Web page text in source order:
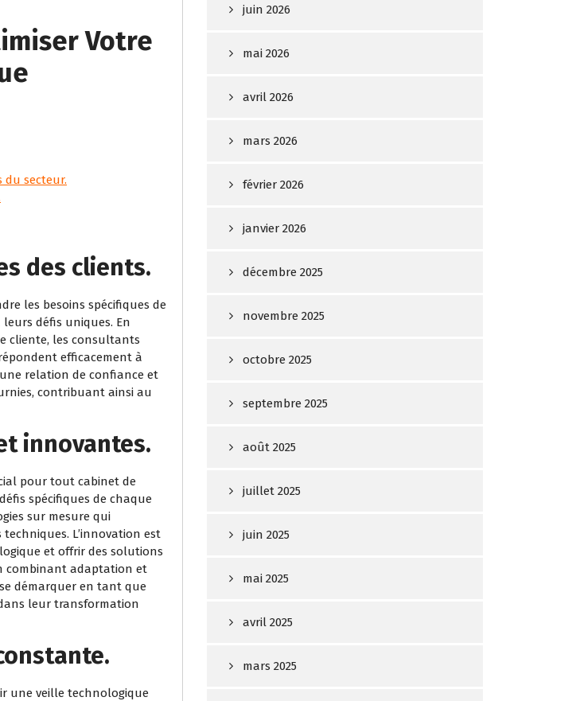
Votre
du secteur.
des clients.
les besoins spécifiques de
défis uniques. En
cliente, les consultants
efficacement à
relation de confiance et
contribuant ainsi au
innovantes.
pour tout cabinet de
spécifiques de chaque
sur mesure qui
L’innovation est
et offrir des solutions
combinant adaptation et
démarquer en tant que
leur transformation
une veille technologique
juin 2026
mai 2026
avril 2026
mars 2026
février 2026
janvier 2026
décembre 2025
novembre 2025
octobre 2025
septembre 2025
août 2025
juillet 2025
juin 2025
mai 2025
avril 2025
mars 2025